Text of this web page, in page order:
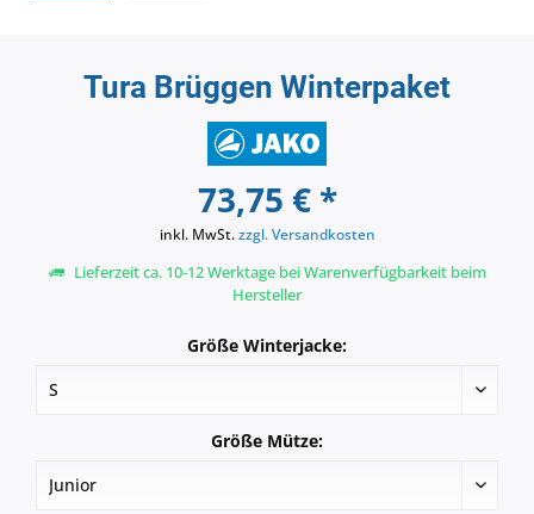
Tura Brüggen Winterpaket
73,75 € *
inkl. MwSt.zzgl. Versandkosten
Lieferzeit ca. 10-12 Werktage bei Warenverfügbarkeit beim
Hersteller
Größe Winterjacke:
Größe Mütze: